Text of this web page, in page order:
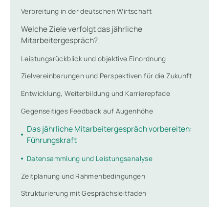
Verbreitung in der deutschen Wirtschaft
Welche Ziele verfolgt das jährliche
Mitarbeitergespräch?
Leistungsrückblick und objektive Einordnung
Zielvereinbarungen und Perspektiven für die Zukunft
Entwicklung, Weiterbildung und Karrierepfade
Gegenseitiges Feedback auf Augenhöhe
Das jährliche Mitarbeitergespräch vorbereiten:
Führungskraft
Datensammlung und Leistungsanalyse
Zeitplanung und Rahmenbedingungen
Strukturierung mit Gesprächsleitfaden